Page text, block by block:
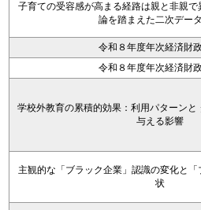
子育ての受容感が高まる経路は親と非親
論を踏まえた二次デー
令和８年度年次経済財
令和８年度年次経済財
学校外教育の累積的効果：利用パターンと
与える影響
主観的な「ブラック企業」認識の変化と
状